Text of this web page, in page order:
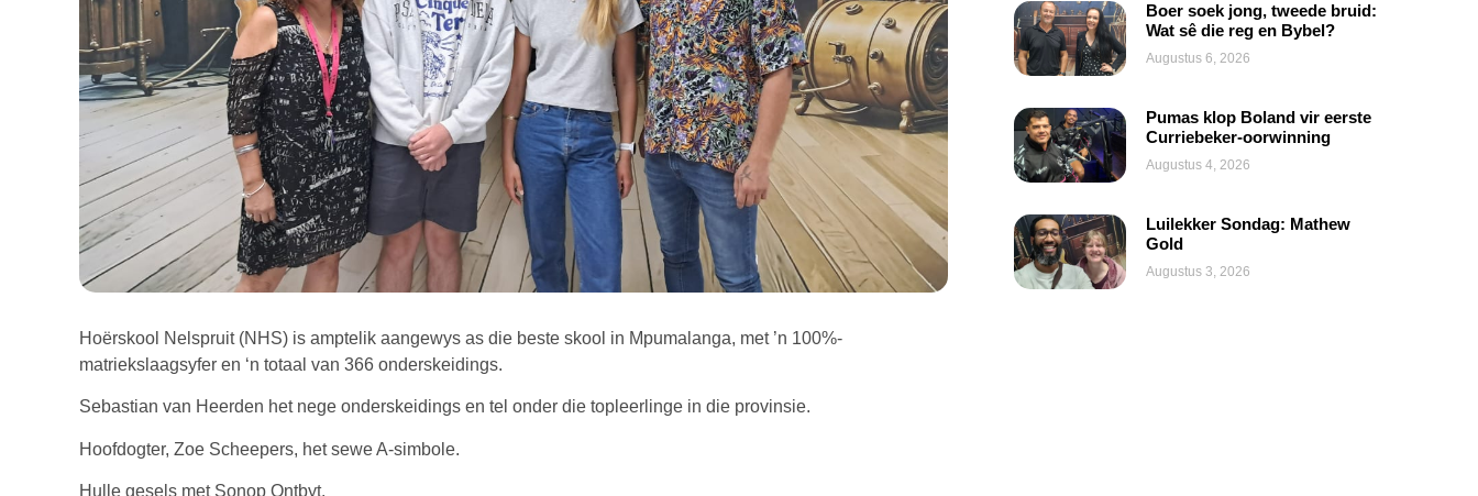
Hoërskool Nelspruit (NHS) is amptelik aangewys as die beste skool in Mpumalanga, met ’n 100%-
matriekslaagsyfer en ‘n totaal van 366 onderskeidings.
Sebastian van Heerden het nege onderskeidings en tel onder die topleerlinge in die provinsie.
Hoofdogter, Zoe Scheepers, het sewe A-simbole.
Hulle gesels met Sonop Ontbyt.
Boer soek jong, tweede bruid:
Wat sê die reg en Bybel?
Augustus 6, 2026
Pumas klop Boland vir eerste
Curriebeker-oorwinning
Augustus 4, 2026
Luilekker Sondag: Mathew
Gold
Augustus 3, 2026